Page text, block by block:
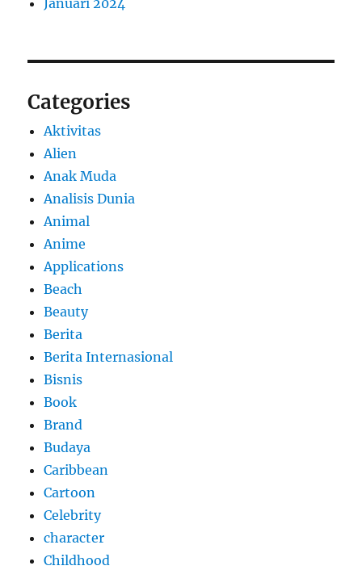
Januari 2024
Categories
Aktivitas
Alien
Anak Muda
Analisis Dunia
Animal
Anime
Applications
Beach
Beauty
Berita
Berita Internasional
Bisnis
Book
Brand
Budaya
Caribbean
Cartoon
Celebrity
character
Childhood